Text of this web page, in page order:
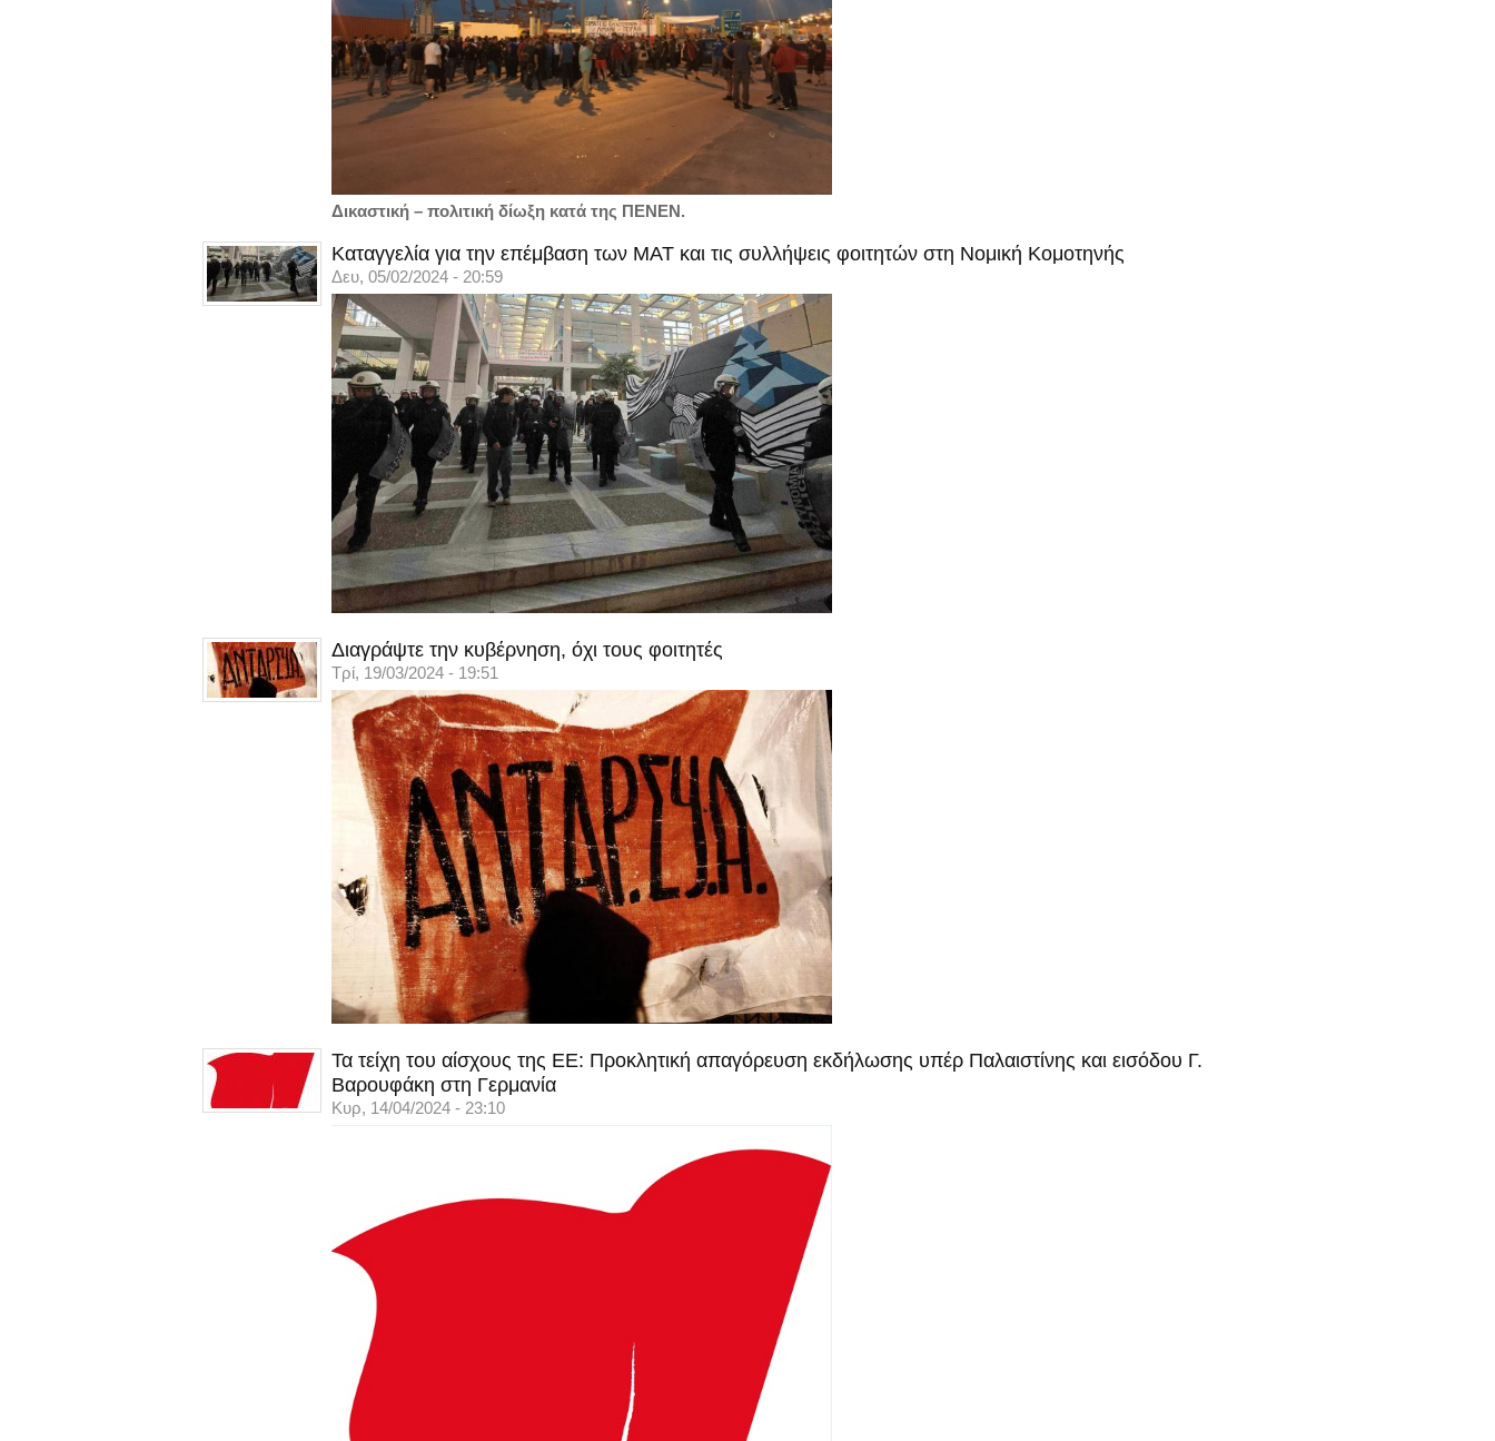
Δικαστική – πολιτική δίωξη κατά της ΠΕΝΕΝ.
Καταγγελία για την επέμβαση των ΜΑΤ και τις συλλήψεις φοιτητών στη Νομική Κομοτηνής
Δευ, 05/02/2024 - 20:59
Διαγράψτε την κυβέρνηση, όχι τους φοιτητές
Τρί, 19/03/2024 - 19:51
Τα τείχη του αίσχους της ΕΕ: Προκλητική απαγόρευση εκδήλωσης υπέρ Παλαιστίνης και εισόδου Γ.
Βαρουφάκη στη Γερμανία
Κυρ, 14/04/2024 - 23:10